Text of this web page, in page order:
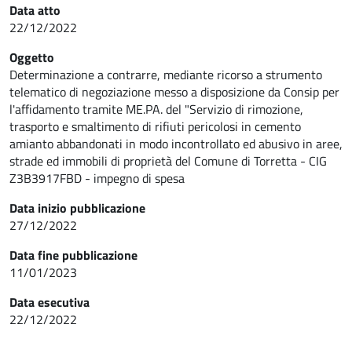
Data atto
22/12/2022
Oggetto
Determinazione a contrarre, mediante ricorso a strumento
telematico di negoziazione messo a disposizione da Consip per
l'affidamento tramite ME.PA. del "Servizio di rimozione,
trasporto e smaltimento di rifiuti pericolosi in cemento
amianto abbandonati in modo incontrollato ed abusivo in aree,
strade ed immobili di proprietà del Comune di Torretta - CIG
Z3B3917FBD - impegno di spesa
Data inizio pubblicazione
27/12/2022
Data fine pubblicazione
11/01/2023
Data esecutiva
22/12/2022